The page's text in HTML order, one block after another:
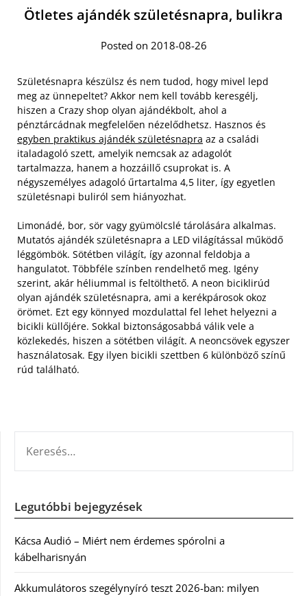
Ötletes ajándék születésnapra, bulikra
Posted on 2018-08-26
Születésnapra készülsz és nem tudod, hogy mivel lepd
meg az ünnepeltet? Akkor nem kell tovább keresgélj,
hiszen a Crazy shop olyan ajándékbolt, ahol a
pénztárcádnak megfelelően nézelődhetsz. Hasznos és
egyben praktikus ajándék születésnapra az a családi
italadagoló szett, amelyik nemcsak az adagolót
tartalmazza, hanem a hozzáillő csuprokat is. A
négyszemélyes adagoló űrtartalma 4,5 liter, így egyetlen
születésnapi buliról sem hiányozhat.
Limonádé, bor, sör vagy gyümölcslé tárolására alkalmas.
Mutatós ajándék születésnapra a LED világítással működő
léggömbök. Sötétben világít, így azonnal feldobja a
hangulatot. Többféle színben rendelhető meg. Igény
szerint, akár héliummal is feltölthető. A neon biciklirúd
olyan ajándék születésnapra, ami a kerékpárosok okoz
örömet. Ezt egy könnyed mozdulattal fel lehet helyezni a
bicikli küllőjére. Sokkal biztonságosabbá válik vele a
közlekedés, hiszen a sötétben világít. A neoncsövek egyszer
használatosak. Egy ilyen bicikli szettben 6 különböző színű
rúd található.
Legutóbbi bejegyzések
Kácsa Audió – Miért nem érdemes spórolni a
kábelharisnyán
Akkumulátoros szegélynyíró teszt 2026-ban: milyen